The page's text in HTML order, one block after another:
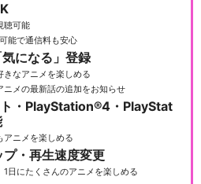
聴可能
能で通信料も安心
になる」登録
きなアニメを楽しめる
ニメの最新話の追加をお知らせ
・PlayStation®4・PlayStat
アニメを楽しめる
・再生速度変更
日にたくさんのアニメを楽しめる